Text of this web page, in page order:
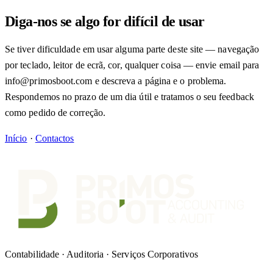
Diga-nos se algo for difícil de usar
Se tiver dificuldade em usar alguma parte deste site — navegação
por teclado, leitor de ecrã, cor, qualquer coisa — envie email para
info@primosboot.com e descreva a página e o problema.
Respondemos no prazo de um dia útil e tratamos o seu feedback
como pedido de correção.
Início · Contactos
Contabilidade · Auditoria · Serviços Corporativos